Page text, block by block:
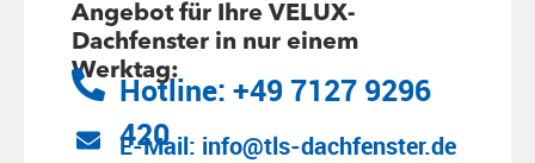
Angebot für Ihre VELUX-
Dachfenster in nur einem
Werktag:
Hotline: +49 7127 9296
420
E-Mail: info@tls-dachfenster.de